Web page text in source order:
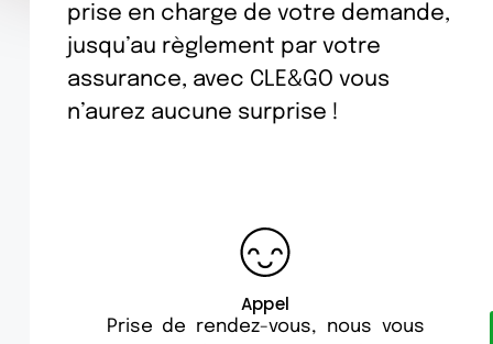
prise en charge de votre demande,
jusqu’au règlement par votre
assurance, avec CLE&GO vous
n’aurez aucune surprise !
Appel
Prise de rendez-vous, nous vous